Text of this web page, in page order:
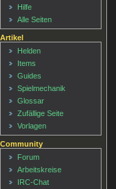
Hilfe
Alle Seiten
Artikel
Helden
Items
Guides
Spielmechanik
Glossar
Zufällige Seite
Vorlagen
Community
Forum
Arbeitskreise
IRC-Chat